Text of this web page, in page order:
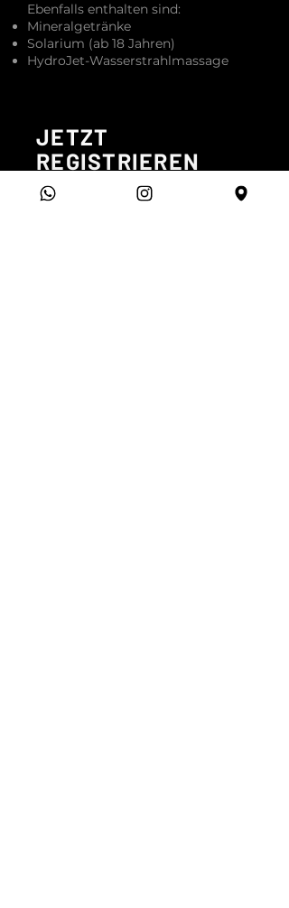
Ebenfalls enthalten sind:
Mineralgetränke
Solarium (ab 18 Jahren)
HydroJet-Wasserstrahlmassage
JETZT
REGISTRIEREN